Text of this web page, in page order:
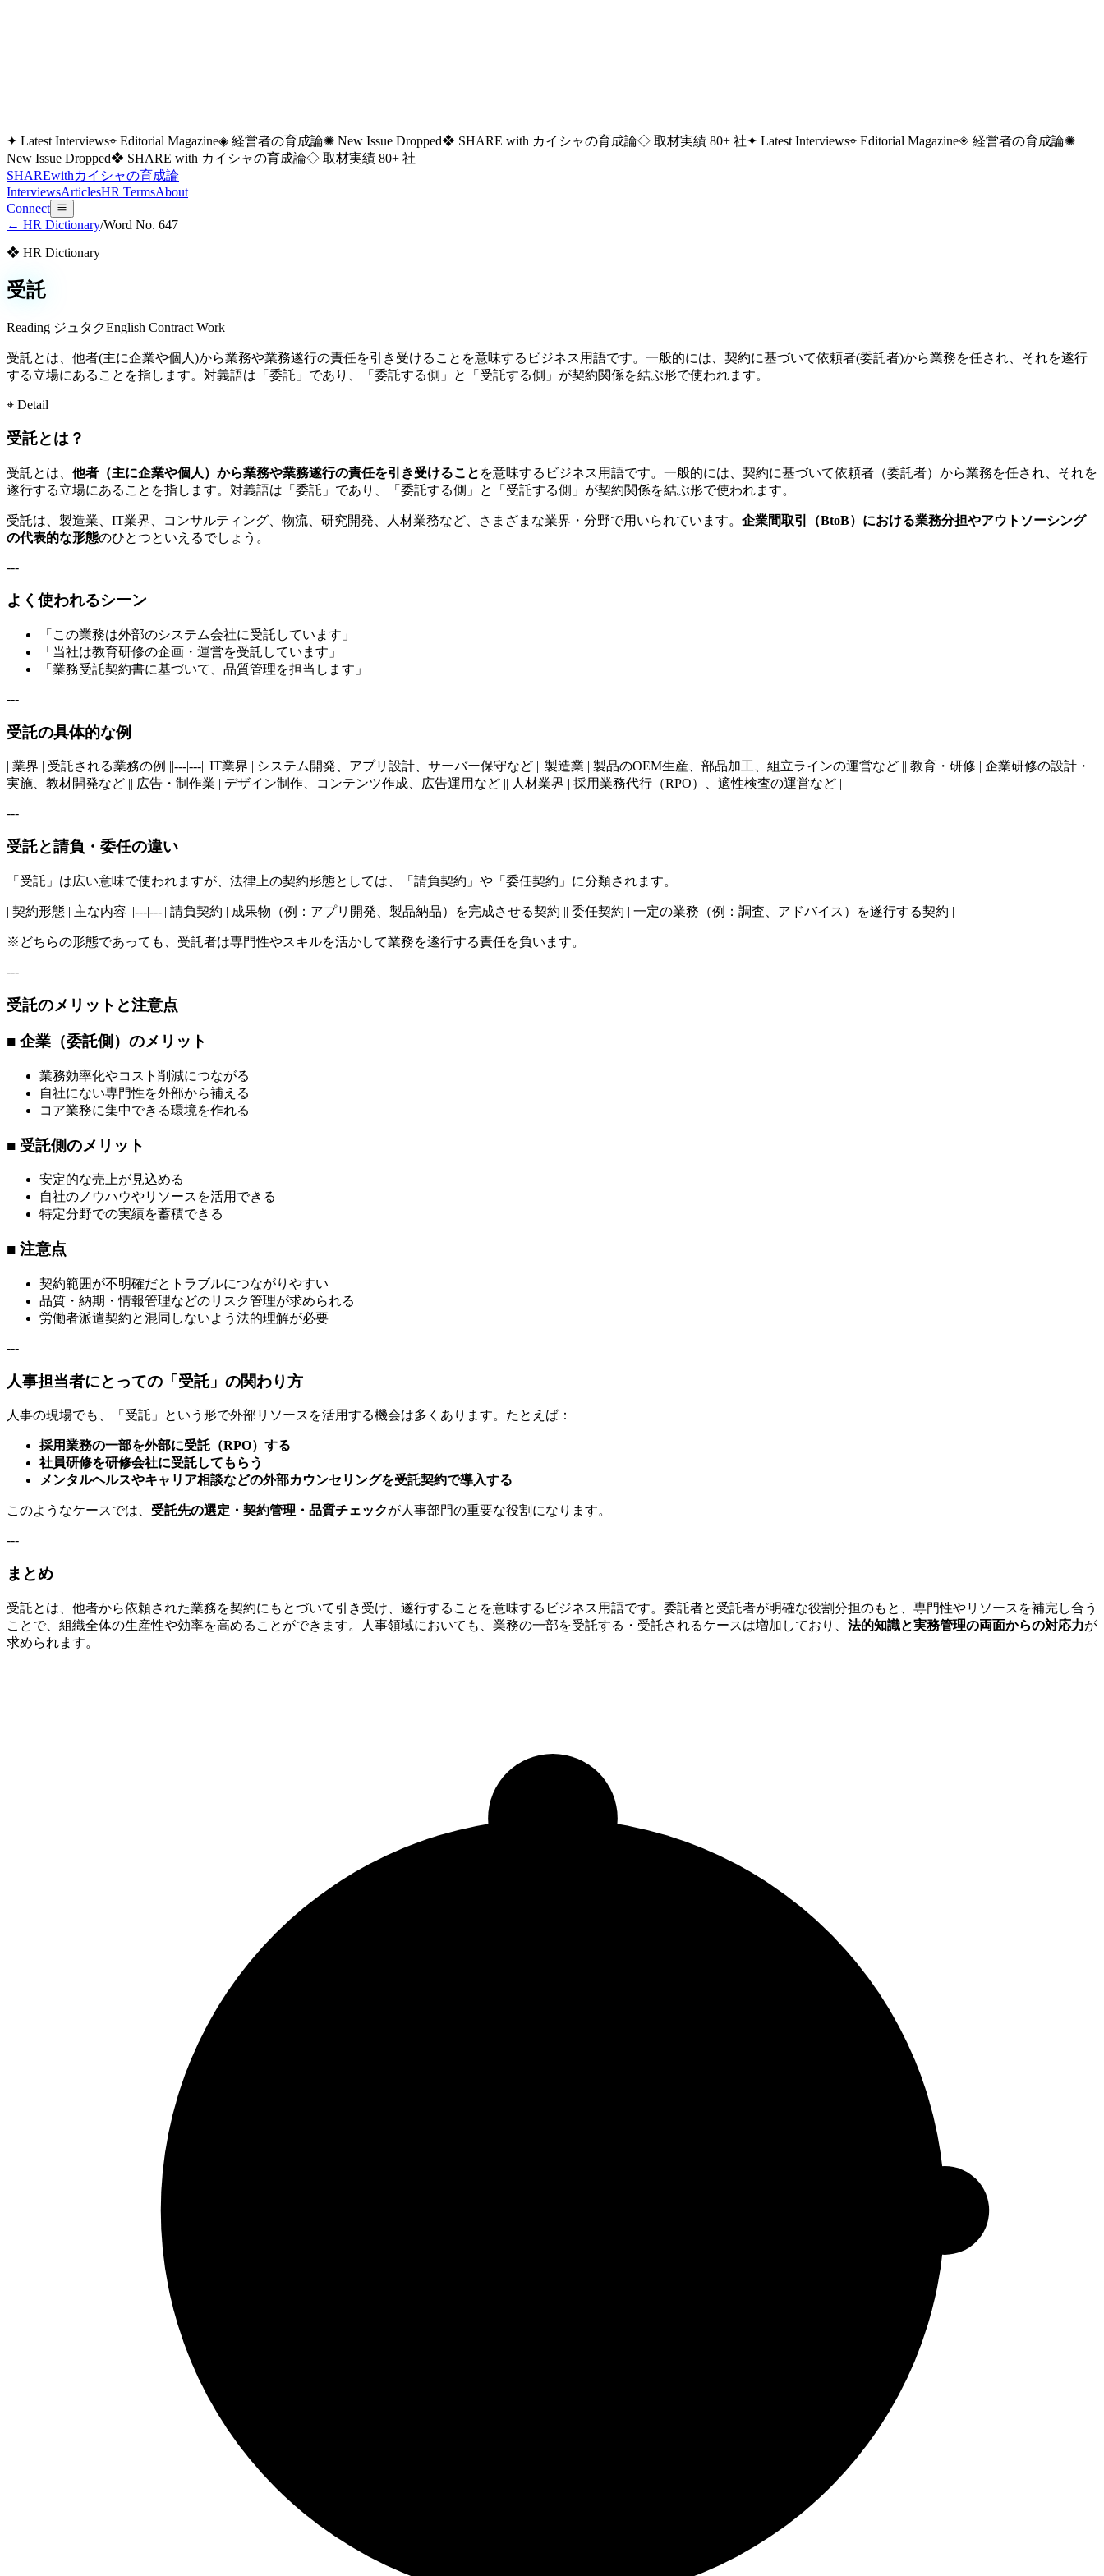
✦ Latest Interviews⌖ Editorial Magazine◈ 経営者の育成論✺ New Issue Dropped❖ SHARE with カイシャの育成論◇ 取材実績 80+ 社✦ Latest Interviews⌖ Editorial Magazine◈ 経営者の育成論✺
New Issue Dropped❖ SHARE with カイシャの育成論◇ 取材実績 80+ 社
SHAREwithカイシャの育成論
InterviewsArticlesHR TermsAbout
Connect
← HR Dictionary/Word No. 647
❖ HR Dictionary
受託
Reading ジュタクEnglish Contract Work
受託とは、他者(主に企業や個人)から業務や業務遂行の責任を引き受けることを意味するビジネス用語です。一般的には、契約に基づいて依頼者(委託者)から業務を任され、それを遂行
する立場にあることを指します。対義語は「委託」であり、「委託する側」と「受託する側」が契約関係を結ぶ形で使われます。
⌖ Detail
受託とは？
受託とは、 他者（主に企業や個人）から業務や業務遂行の責任を引き受けること を意味するビジネス用語です。一般的には、契約に基づいて依頼者（委託者）から業務を任され、それを
遂行する立場にあることを指します。対義語は「委託」であり、「委託する側」と「受託する側」が契約関係を結ぶ形で使われます。
受託は、製造業、IT業界、コンサルティング、物流、研究開発、人材業務など、さまざまな業界・分野で用いられています。 企業間取引（BtoB）における業務分担やアウトソーシング
の代表的な形態のひとつといえるでしょう。
---
よく使われるシーン
「この業務は外部のシステム会社に受託しています」
「当社は教育研修の企画・運営を受託しています」
「業務受託契約書に基づいて、品質管理を担当します」
---
受託の具体的な例
| 業界 | 受託される業務の例 ||---|---|| IT業界 | システム開発、アプリ設計、サーバー保守など || 製造業 | 製品のOEM生産、部品加工、組立ラインの運営など || 教育・研修 | 企業研修の設計・
実施、教材開発など || 広告・制作業 | デザイン制作、コンテンツ作成、広告運用など || 人材業界 | 採用業務代行（RPO）、適性検査の運営など |
---
受託と請負・委任の違い
「受託」は広い意味で使われますが、法律上の契約形態としては、「請負契約」や「委任契約」に分類されます。
| 契約形態 | 主な内容 ||---|---|| 請負契約 | 成果物（例：アプリ開発、製品納品）を完成させる契約 || 委任契約 | 一定の業務（例：調査、アドバイス）を遂行する契約 |
※どちらの形態であっても、受託者は専門性やスキルを活かして業務を遂行する責任を負います。
---
受託のメリットと注意点
■ 企業（委託側）のメリット
業務効率化やコスト削減につながる
自社にない専門性を外部から補える
コア業務に集中できる環境を作れる
■ 受託側のメリット
安定的な売上が見込める
自社のノウハウやリソースを活用できる
特定分野での実績を蓄積できる
■ 注意点
契約範囲が不明確だとトラブルにつながりやすい
品質・納期・情報管理などのリスク管理が求められる
労働者派遣契約と混同しないよう法的理解が必要
---
人事担当者にとっての「受託」の関わり方
人事の現場でも、「受託」という形で外部リソースを活用する機会は多くあります。たとえば：
採用業務の一部を外部に受託（RPO）する
社員研修を研修会社に受託してもらう
メンタルヘルスやキャリア相談などの外部カウンセリングを受託契約で導入する
このようなケースでは、 受託先の選定・契約管理・品質チェックが人事部門の重要な役割になります。
---
まとめ
受託とは、他者から依頼された業務を契約にもとづいて引き受け、遂行することを意味するビジネス用語です。委託者と受託者が明確な役割分担のもと、専門性やリソースを補完し合う
ことで、組織全体の生産性や効率を高めることができます。人事領域においても、業務の一部を受託する・受託されるケースは増加しており、 法的知識と実務管理の両面からの対応力が
求められます。